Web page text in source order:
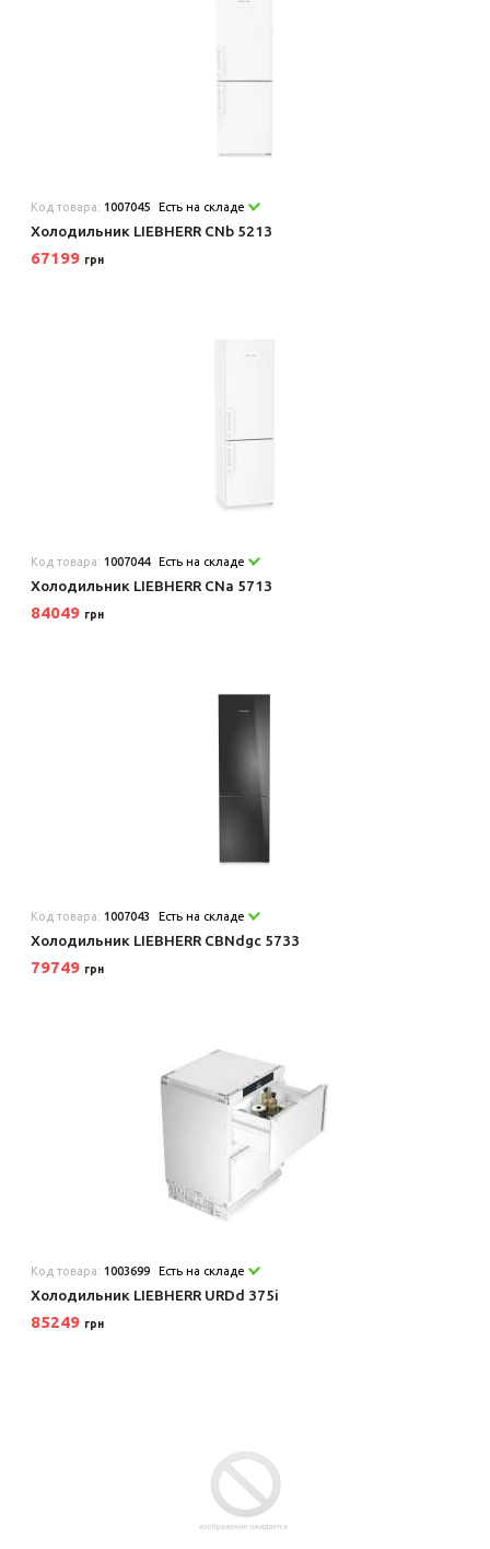
Код товара: 1007045 Есть на складе
Холодильник LIEBHERR CNb 5213
67199 грн
Код товара: 1007044 Есть на складе
Холодильник LIEBHERR CNa 5713
84049 грн
Код товара: 1007043 Есть на складе
Холодильник LIEBHERR CBNdgc 5733
79749 грн
Код товара: 1003699 Есть на складе
Холодильник LIEBHERR URDd 375i
85249 грн